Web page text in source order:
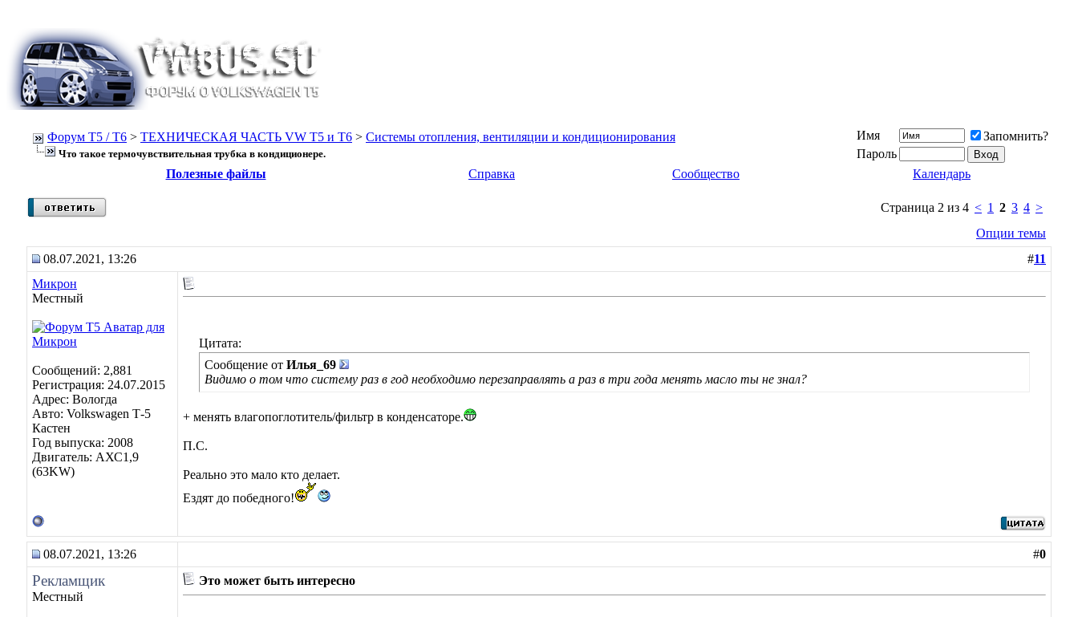
Форум Т5 / T6 > ТЕХНИЧЕСКАЯ ЧАСТЬ VW T5 и T6 > Системы отопления, вентиляции и кондиционирования
Что такое термочувствительная трубка в кондиционере.
Имя
Запомнить?
Пароль
Полезные файлы
Справка Сообщество Календарь
Страница 2 из 4 < 1 2 3 4 >
Опции темы
08.07.2021, 13:26
#11
Микрон
Местный
Сообщений: 2,881
Регистрация: 24.07.2015
Адрес: Вологда
Авто: Volkswagen Т-5
Кастен
Год выпуска: 2008
Двигатель: АХС1,9
(63KW)
Цитата:
Сообщение от Илья_69
Видимо о том что систему раз в год необходимо перезаправлять а раз в три года менять масло ты не знал?
+ менять влагопоглотитель/фильтр в конденсаторе.
П.С.
Реально это мало кто делает.
Ездят до победного!
08.07.2021, 13:26 #0
Рекламщик
Местный
Это может быть интересно